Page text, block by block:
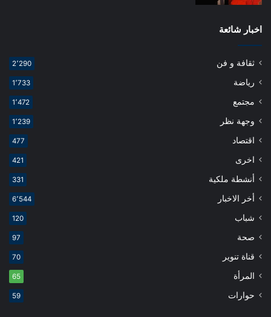
اخبار شائعة
ثقافة و فن 2٬290
رياضة 1٬733
مجتمع 1٬472
وجهة نظر 1٬239
اقتصاد 477
اخرى 421
أنشطة ملكية 331
أخر الاخبار 6٬544
شباب 120
صحة 97
قناة تنوير 70
المرأة 65
حوارات 59